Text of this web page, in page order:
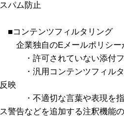
スパム防止
■コンテンツフィルタリング
企業独自のEメールポリシー
・許可されていない添付フ
・汎用コンテンツフィルタ
反映
・不適切な言葉や表現を指
ス警告などを追加する注釈機能